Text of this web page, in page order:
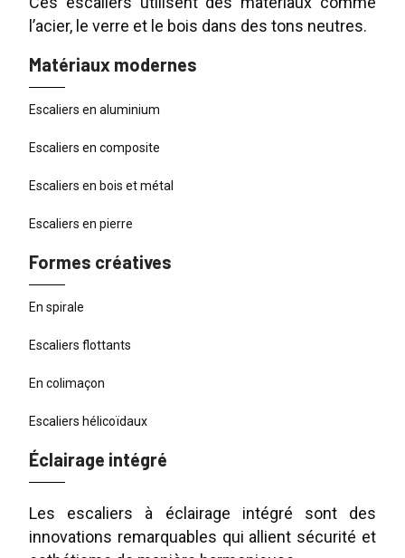
l’acier, le verre et le bois dans des tons neutres.
Matériaux modernes
Escaliers en aluminium
Escaliers en composite
Escaliers en bois et métal
Escaliers en pierre
Formes créatives
En spirale
Escaliers flottants
En colimaçon
Escaliers hélicoïdaux
Éclairage intégré
Les escaliers à éclairage intégré sont des
innovations remarquables qui allient sécurité et